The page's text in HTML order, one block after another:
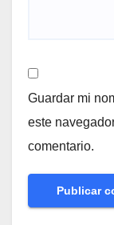
Guardar mi
este
comentario.